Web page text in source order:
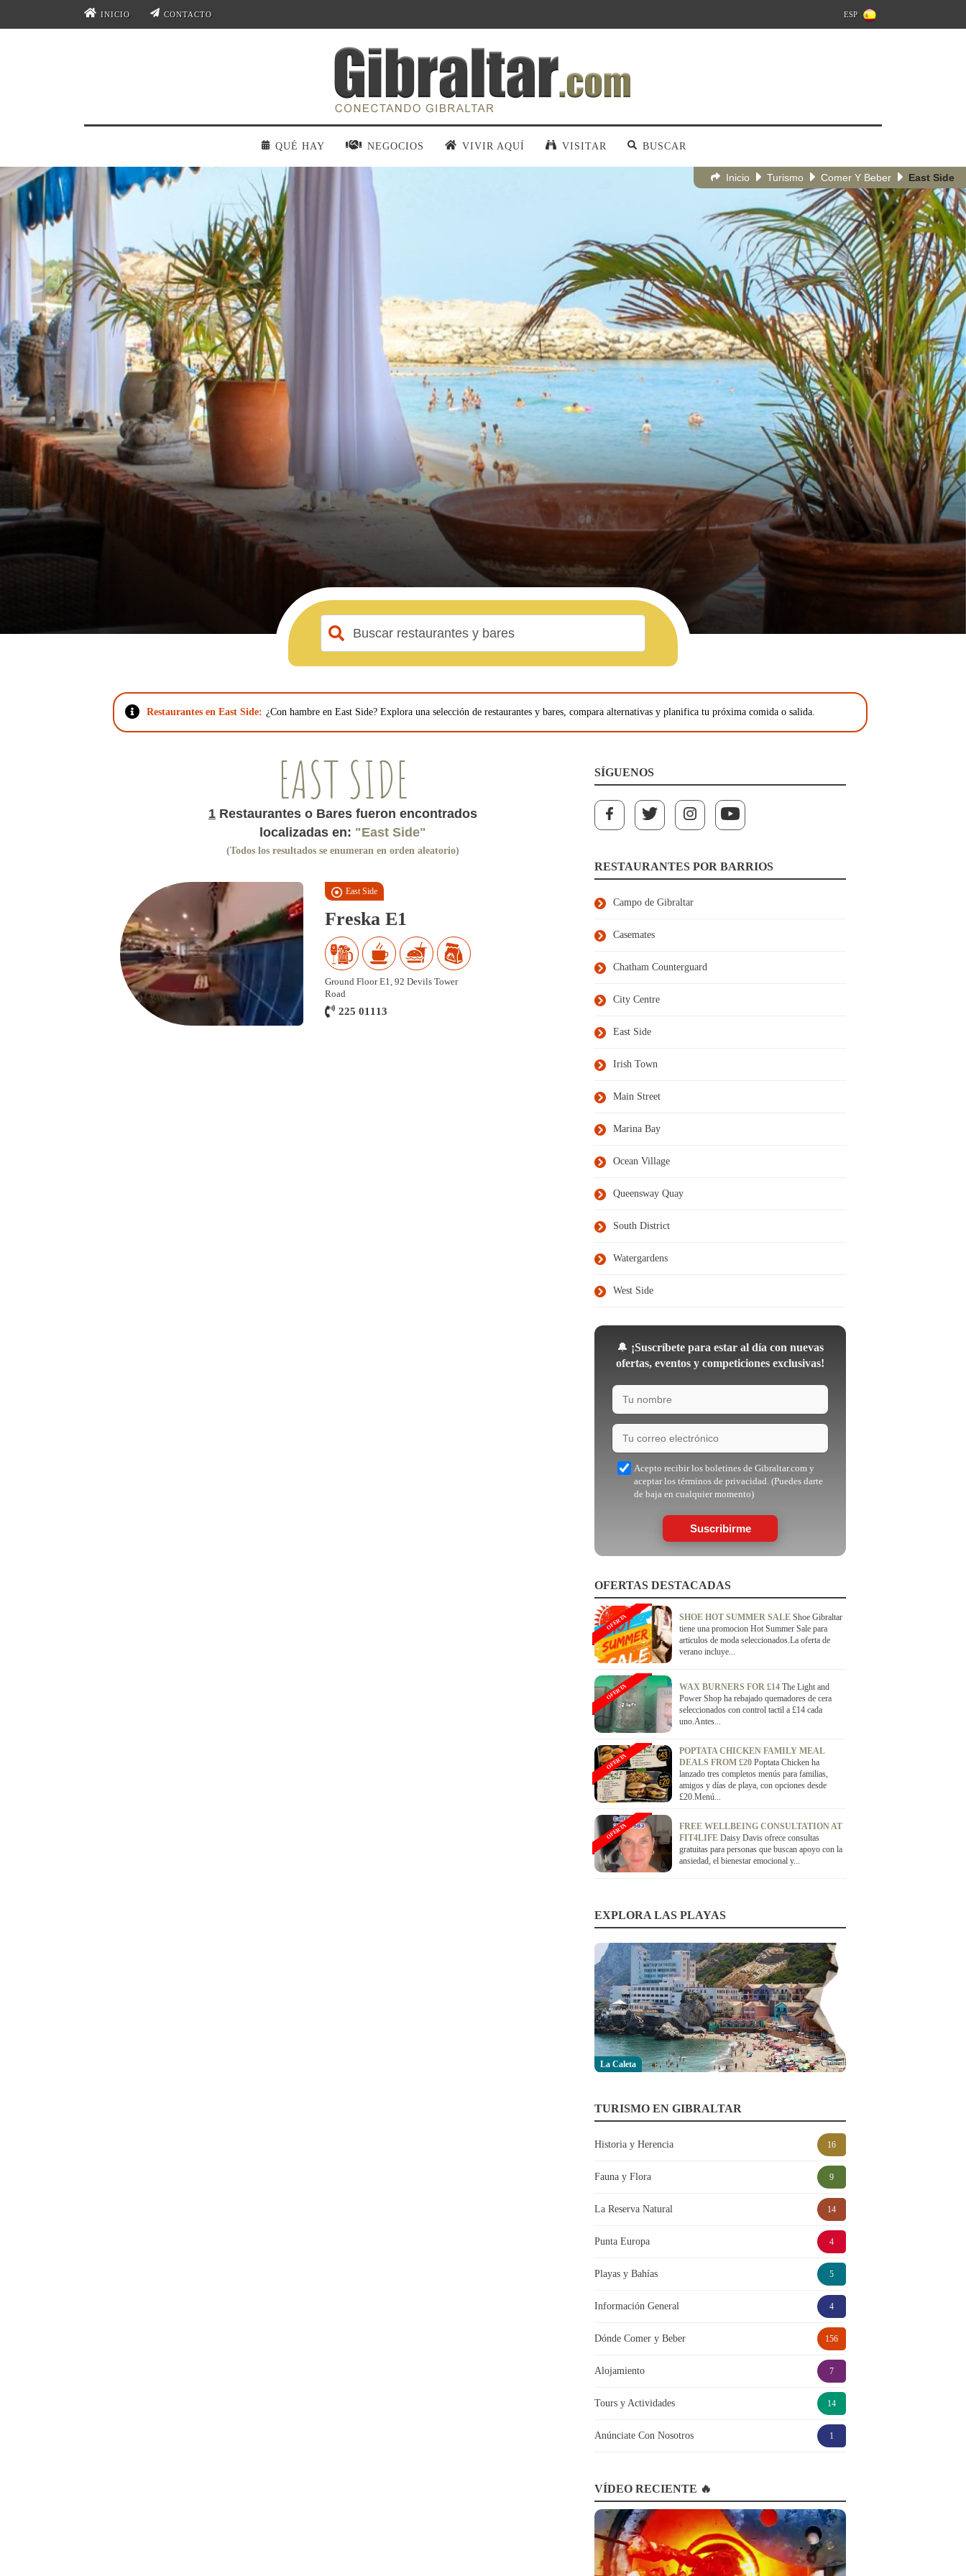
INICIO CONTACTO ESP
QUÉ HAY NEGOCIOS VIVIR AQUÍ VISITAR BUSCAR
Inicio Turismo Comer Y Beber East Side
Restaurantes en East Side: ¿Con hambre en East Side? Explora una selección de restaurantes y bares, compara alternativas y planifica tu próxima comida o salida.
SÍGUENOS
RESTAURANTES POR BARRIOS
Campo de Gibraltar
Casemates
Chatham Counterguard
City Centre
East Side
Irish Town
Main Street
Marina Bay
Ocean Village
Queensway Quay
South District
Watergardens
West Side
🔔 ¡Suscríbete para estar al día con nuevas
ofertas, eventos y competiciones exclusivas!
Acepto recibir los boletines de Gibraltar.com y
aceptar los términos de privacidad. (Puedes darte
de baja en cualquier momento)
Suscribirme
OFERTAS DESTACADAS
SHOE HOT SUMMER SALE Shoe Gibraltar
tiene una promocion Hot Summer Sale para
articulos de moda seleccionados.La oferta de
verano incluye...
OFERTA
WAX BURNERS FOR £14 The Light and
Power Shop ha rebajado quemadores de cera
seleccionados con control tactil a £14 cada
uno.Antes...
OFERTA
POPTATA CHICKEN FAMILY MEAL
DEALS FROM £20 Poptata Chicken ha
lanzado tres completos menús para familias,
amigos y días de playa, con opciones desde
£20.Menú...
OFERTA
FREE WELLBEING CONSULTATION AT
FIT4LIFE Daisy Davis ofrece consultas
gratuitas para personas que buscan apoyo con la
ansiedad, el bienestar emocional y...
OFERTA
EXPLORA LAS PLAYAS
La Caleta
TURISMO EN GIBRALTAR
Historia y Herencia 16
Fauna y Flora 9
La Reserva Natural 14
Punta Europa 4
Playas y Bahías 5
Información General 4
Dónde Comer y Beber 156
Alojamiento 7
Tours y Actividades 14
Anúnciate Con Nosotros 1
VÍDEO RECIENTE 🔥
EAST SIDE
1 Restaurantes o Bares fueron encontrados
localizadas en: "East Side"
(Todos los resultados se enumeran en orden aleatorio)
East Side
Freska E1
Ground Floor E1, 92 Devils Tower
Road
225 01113